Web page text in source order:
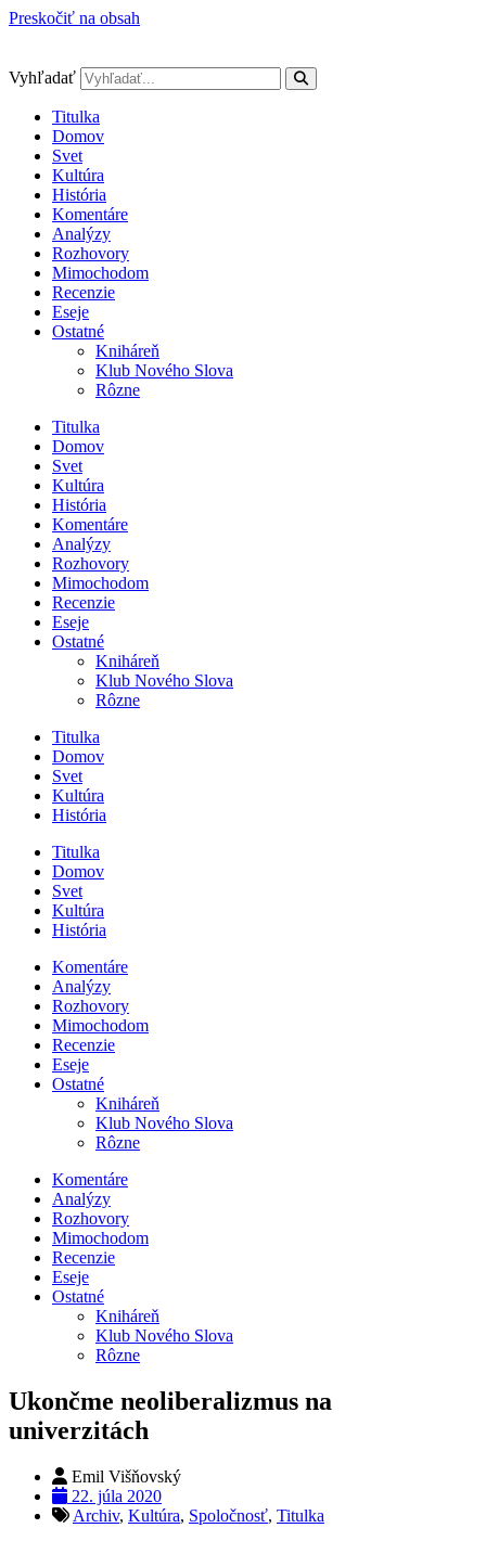
Preskočiť na obsah
Vyhľadať
Titulka
Domov
Svet
Kultúra
História
Komentáre
Analýzy
Rozhovory
Mimochodom
Recenzie
Eseje
Ostatné
Kniháreň
Klub Nového Slova
Rôzne
Titulka
Domov
Svet
Kultúra
História
Komentáre
Analýzy
Rozhovory
Mimochodom
Recenzie
Eseje
Ostatné
Kniháreň
Klub Nového Slova
Rôzne
Titulka
Domov
Svet
Kultúra
História
Titulka
Domov
Svet
Kultúra
História
Komentáre
Analýzy
Rozhovory
Mimochodom
Recenzie
Eseje
Ostatné
Kniháreň
Klub Nového Slova
Rôzne
Komentáre
Analýzy
Rozhovory
Mimochodom
Recenzie
Eseje
Ostatné
Kniháreň
Klub Nového Slova
Rôzne
Ukončme neoliberalizmus na
univerzitách
Emil Višňovský
22. júla 2020
Archiv, Kultúra, Spoločnosť, Titulka